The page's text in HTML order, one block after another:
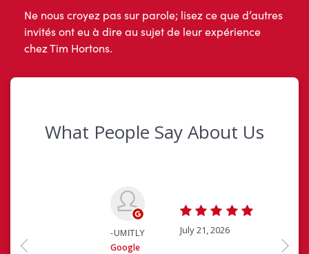
Ne nous croyez pas sur parole; lisez ce que d’autres
invités ont eu à dire au sujet de leur expérience
chez Tim Hortons.